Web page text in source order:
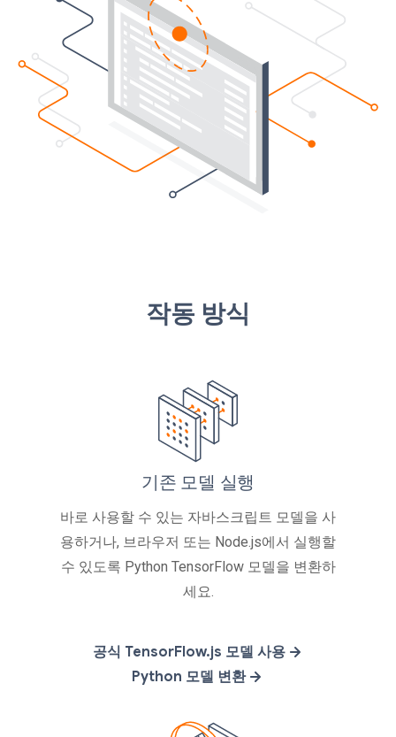
작동 방식
기존 모델 실행
바로 사용할 수 있는 자바스크립트 모델을 사
용하거나, 브라우저 또는 Node.js에서 실행할
수 있도록 Python TensorFlow 모델을 변환하
세요.
공식 TensorFlow.js 모델 사용
Python 모델 변환